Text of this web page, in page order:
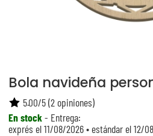
Bola navideña
En stock- Entrega:
exprés el 11/08/2026 • estándar el 12/
5.00/5(2opiniones)